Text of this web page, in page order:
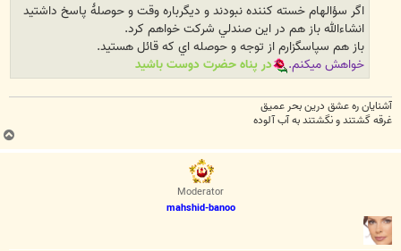
اگر سؤالهام خسته كننده نبودند و ديگرباره وقت و حوصلۀ پاسخ داشتيد
انشاءالله باز هم در اين صندلي شركت خواهم كرد.
باز هم سپاسگزارم از توجه و حوصله اي كه قائل هستيد.
خواهش میکنم.
در پناه حضرت دوست باشيد
آشنایان ره عشق درین بحر عمیق
غرقه گشتند و نگشتند به آب آلوده
Moderator
mahshid-banoo